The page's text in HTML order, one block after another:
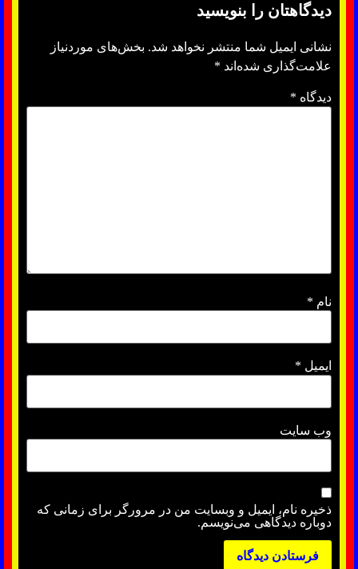
دیدگاهتان را بنویسید
نشانی ایمیل شما منتشر نخواهد شد. بخش‌های موردنیاز
علامت‌گذاری شده‌اند *
دیدگاه *
نام *
ایمیل *
وب‌ سایت
ذخیره نام، ایمیل و وبسایت من در مرورگر برای زمانی که
دوباره دیدگاهی می‌نویسم.